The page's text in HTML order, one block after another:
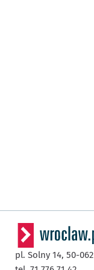
pl. Solny 14, 50-062